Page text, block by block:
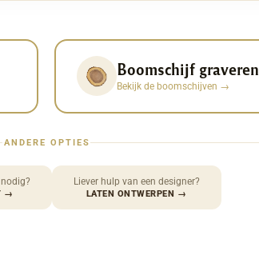
Boomschijf graveren
Bekijk de boomschijven →
ANDERE OPTIES
→
Liever hulp van een designer?
LATEN ONTWERPEN →